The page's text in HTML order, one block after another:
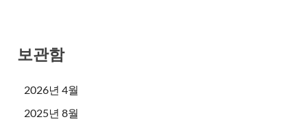
보관함
2026년 4월
2025년 8월